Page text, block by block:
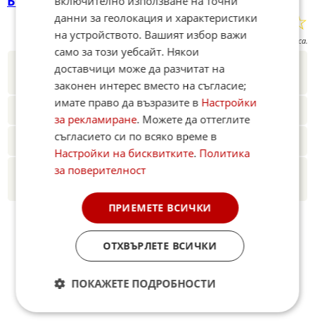
Поставете оценка: ☆
☆
☆
☆
Оценка гласа.
Новините на Fakti.bg – въвFacebook
канал Viber
Четете ни и в Google News Showcase
Абонамент за Факти.БГ в Google Alerts
Добавете Факти.БГ като предпочитан
данни за геолокация и характеристики
на устройството. Вашият избор важи
само за този уебсайт. Някои
доставчици може да разчитат на
законен интерес вместо на съгласие;
имате право да възразите в Настройки
за рекламиране. Можете да оттеглите
съгласието си по всяко време в
Настройки на бисквитките. Политика
за поверителност
ПРИЕМЕТЕ ВСИЧКИ
ОТХВЪРЛЕТЕ ВСИЧКИ
ПОКАЖЕТЕ ПОДРОБНОСТИ